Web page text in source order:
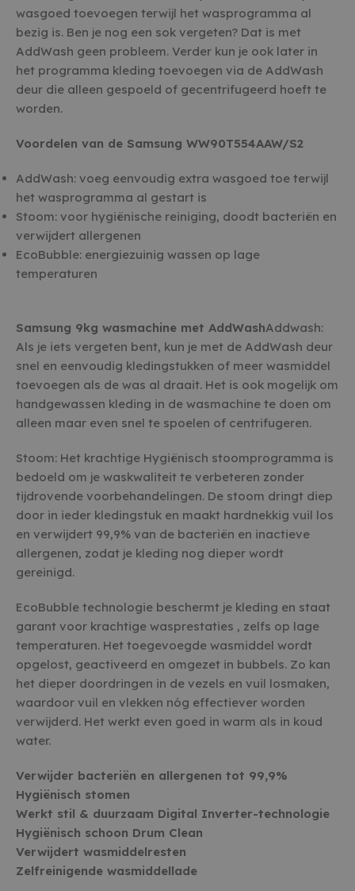
wasgoed toevoegen terwijl het wasprogramma al
bezig is. Ben je nog een sok vergeten? Dat is met
AddWash geen probleem. Verder kun je ook later in
het programma kleding toevoegen via de AddWash
deur die alleen gespoeld of gecentrifugeerd hoeft te
worden.
Voordelen van de Samsung WW90T554AAW/S2
AddWash: voeg eenvoudig extra wasgoed toe terwijl
het wasprogramma al gestart is
Stoom: voor hygiënische reiniging, doodt bacteriën en
verwijdert allergenen
EcoBubble: energiezuinig wassen op lage
temperaturen
Samsung 9kg wasmachine met AddWashAddwash:
Als je iets vergeten bent, kun je met de AddWash deur
snel en eenvoudig kledingstukken of meer wasmiddel
toevoegen als de was al draait. Het is ook mogelijk om
handgewassen kleding in de wasmachine te doen om
alleen maar even snel te spoelen of centrifugeren.
Stoom: Het krachtige Hygiënisch stoomprogramma is
bedoeld om je waskwaliteit te verbeteren zonder
tijdrovende voorbehandelingen. De stoom dringt diep
door in ieder kledingstuk en maakt hardnekkig vuil los
en verwijdert 99,9% van de bacteriën en inactieve
allergenen, zodat je kleding nog dieper wordt
gereinigd.
EcoBubble technologie beschermt je kleding en staat
garant voor krachtige wasprestaties , zelfs op lage
temperaturen. Het toegevoegde wasmiddel wordt
opgelost, geactiveerd en omgezet in bubbels. Zo kan
het dieper doordringen in de vezels en vuil losmaken,
waardoor vuil en vlekken nóg effectiever worden
verwijderd. Het werkt even goed in warm als in koud
water.
Verwijder bacteriën en allergenen tot 99,9%
Hygiënisch stomen
Werkt stil & duurzaam Digital Inverter-technologie
Hygiënisch schoon Drum Clean
Verwijdert wasmiddelresten
Zelfreinigende wasmiddellade